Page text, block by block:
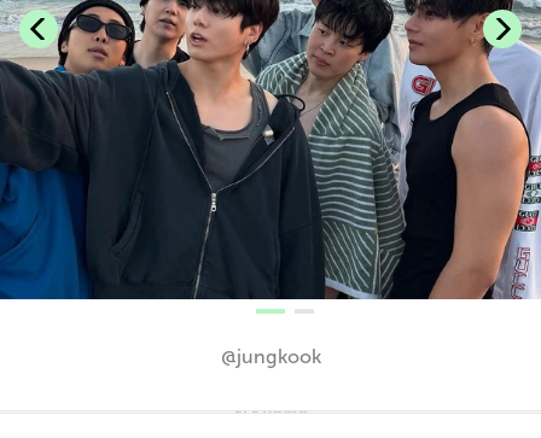
@jungkook